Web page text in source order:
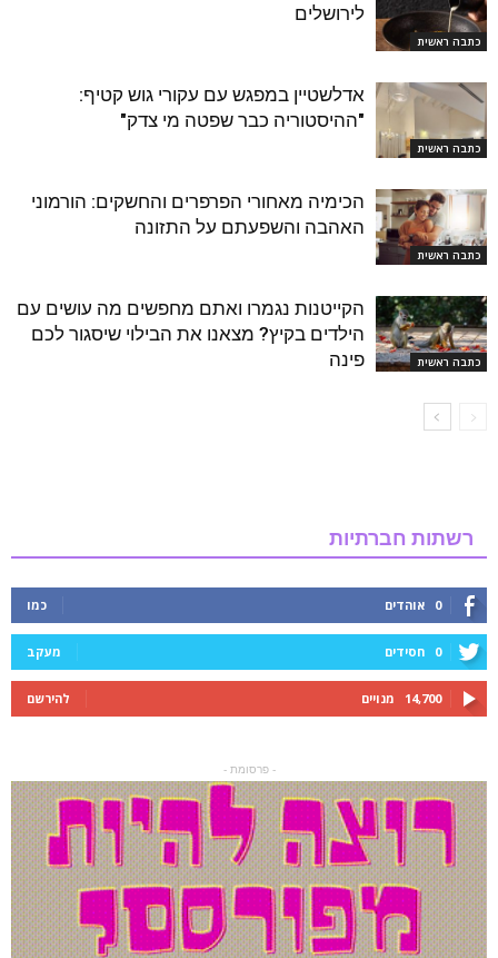
כתבה ראשית
לירושלים
כתבה ראשית
אדלשטיין במפגש עם עקורי גוש קטיף:
"ההיסטוריה כבר שפטה מי צדק"
כתבה ראשית
הכימיה מאחורי הפרפרים והחשקים: הורמוני
האהבה והשפעתם על התזונה
כתבה ראשית
הקייטנות נגמרו ואתם מחפשים מה עושים עם
הילדים בקיץ? מצאנו את הבילוי שיסגור לכם
פינה
רשתות חברתיות
0 אוהדים כמו
0 חסידים מעקב
14,700 מנויים להירשם
- פרסומת -